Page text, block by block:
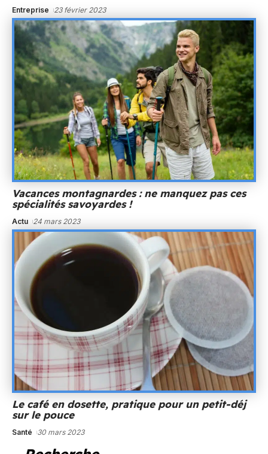
Entreprise 23 février 2023
Vacances montagnardes : ne manquez pas ces
spécialités savoyardes !
Actu 24 mars 2023
Le café en dosette, pratique pour un petit-déj
sur le pouce
Santé 30 mars 2023